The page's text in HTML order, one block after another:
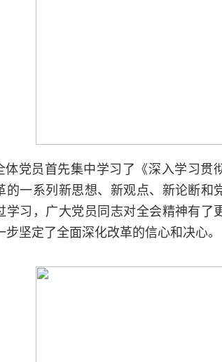
党员首先集中学习了《深入学习贯
的一系列新思想、新观点、新论断和
学习，广大党员同志对全会精神有了
步坚定了全面深化改革的信心和决心。